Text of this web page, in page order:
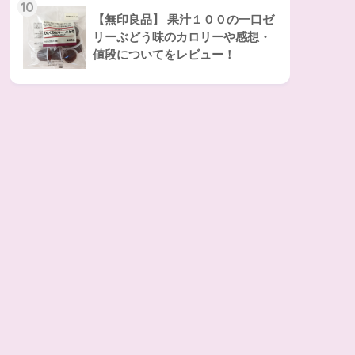
10
【無印良品】 果汁１００の一口ゼ
リーぶどう味のカロリーや感想・
値段についてをレビュー！